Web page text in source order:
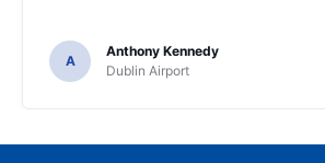
A
Anthony Kennedy
Dublin Airport